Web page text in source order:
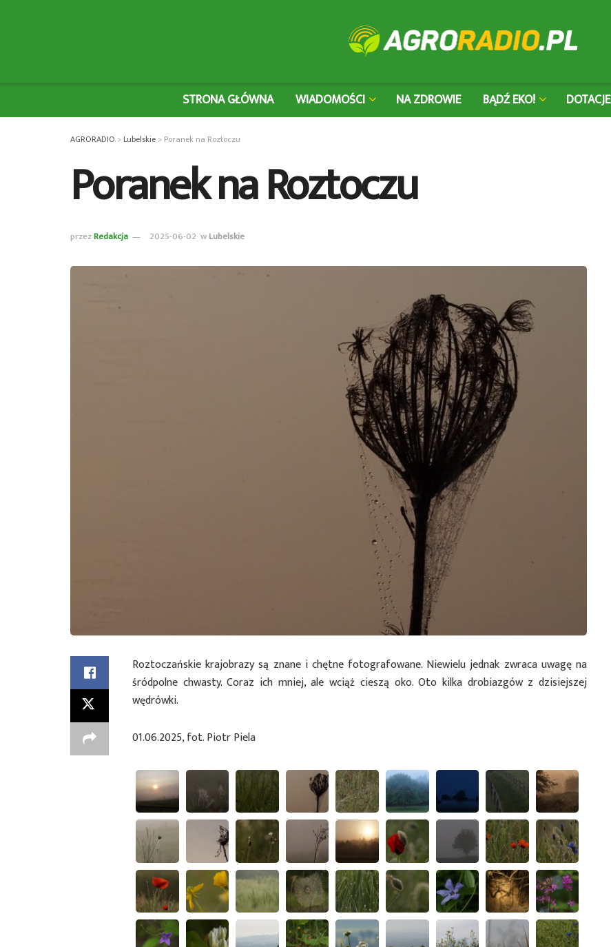
STRONA GŁÓWNA WIADOMOŚCI NA ZDROWIE BĄDŹ EKO! DOTACJE
AGRORADIO >Lubelskie > Poranek na Roztoczu
Poranek na Roztoczu
przezRedakcja 2025-06-02 wLubelskie
Roztoczańskie krajobrazy są znane i chętne fotografowane. Niewielu jednak zwraca uwagę na
śródpolne chwasty. Coraz ich mniej, ale wciąż cieszą oko. Oto kilka drobiazgów z dzisiejszej
wędrówki.
01.06.2025, fot. Piotr Piela